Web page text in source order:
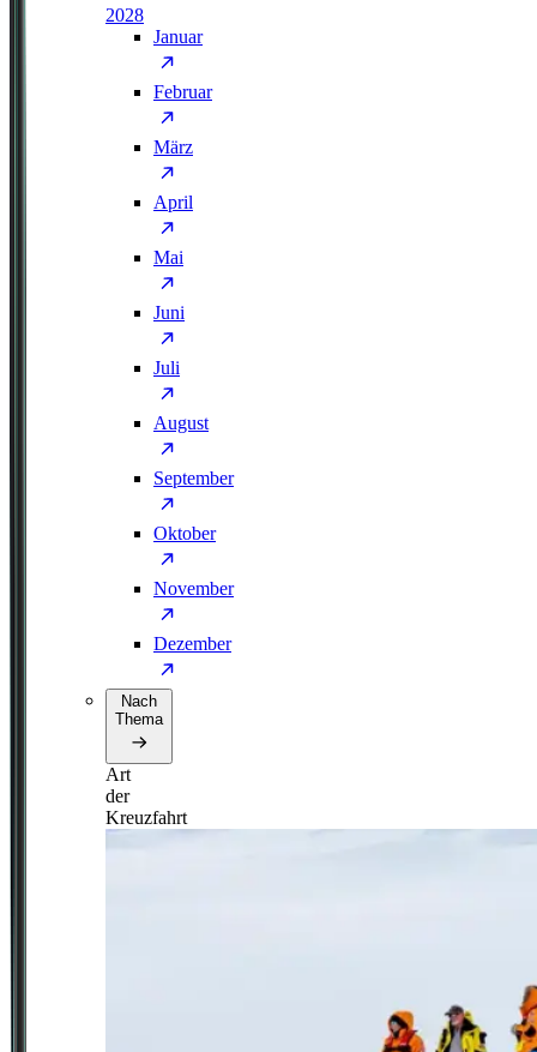
2028
Januar
Februar
März
April
Mai
Juni
Juli
August
September
Oktober
November
Dezember
Nach
Thema
Art
der
Kreuzfahrt